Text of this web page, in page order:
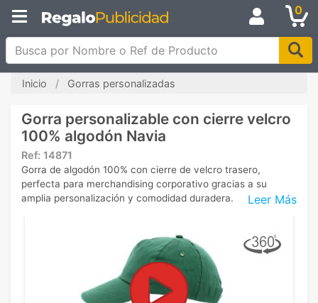
0
Busca por Nombre o Ref de Producto
Inicio Gorras personalizadas
Gorra personalizable con cierre velcro
100% algodón Navia
Ref: 14871
Leer Más
Gorra de algodón 100% con cierre de velcro trasero,
perfecta para merchandising corporativo gracias a su
amplia personalización y comodidad duradera.